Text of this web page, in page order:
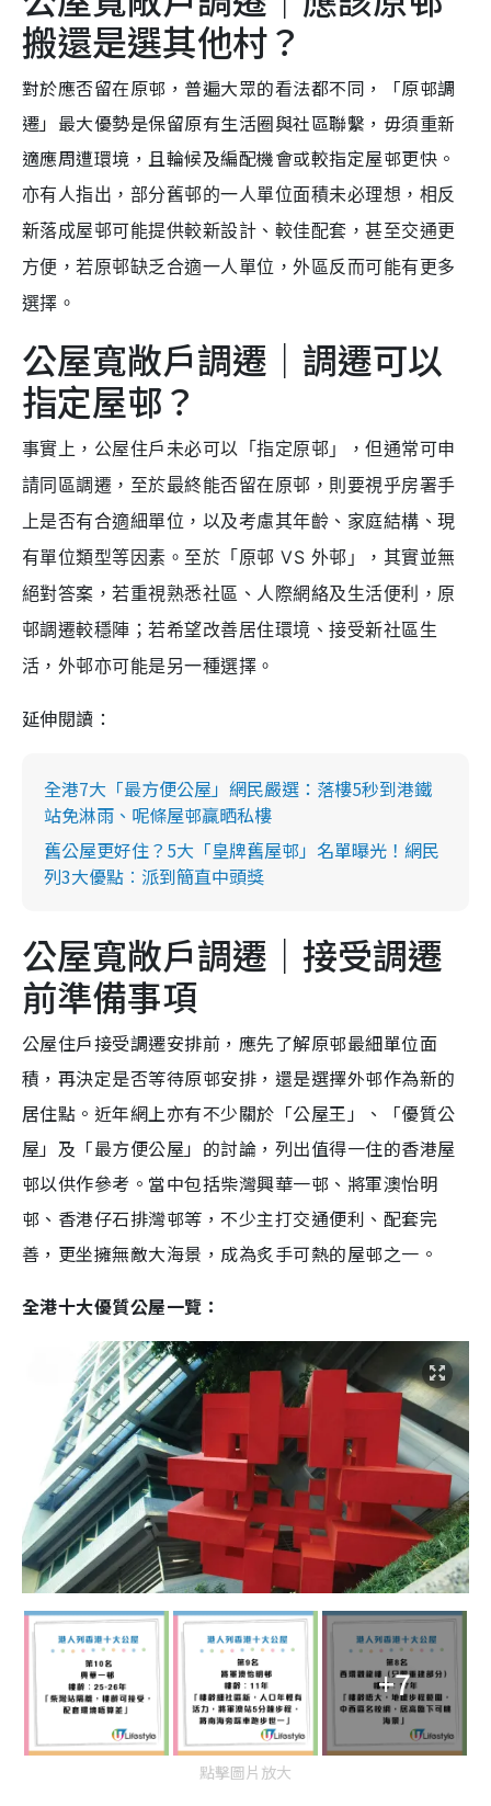
搬還是選其他村？
對於應否留在原邨，普遍大眾的看法都不同，「原邨調
遷」最大優勢是保留原有生活圈與社區聯繫，毋須重新
適應周遭環境，且輪候及編配機會或較指定屋邨更快。
亦有人指出，部分舊邨的一人單位面積未必理想，相反
新落成屋邨可能提供較新設計、較佳配套，甚至交通更
方便，若原邨缺乏合適一人單位，外區反而可能有更多
選擇。
公屋寬敞戶調遷｜調遷可以
指定屋邨？
事實上，公屋住戶未必可以「指定原邨」，但通常可申
請同區調遷，至於最終能否留在原邨，則要視乎房署手
上是否有合適細單位，以及考慮其年齡、家庭結構、現
有單位類型等因素。至於「原邨 VS 外邨」，其實並無
絕對答案，若重視熟悉社區、人際網絡及生活便利，原
邨調遷較穩陣；若希望改善居住環境、接受新社區生
活，外邨亦可能是另一種選擇。
延伸閱讀：
全港7大「最方便公屋」網民嚴選：落樓5秒到港鐵
站免淋雨、呢條屋邨贏晒私樓
舊公屋更好住？5大「皇牌舊屋邨」名單曝光！網民
列3大優點︰派到簡直中頭獎
公屋寬敞戶調遷｜接受調遷
前準備事項
公屋住戶接受調遷安排前，應先了解原邨最細單位面
積，再決定是否等待原邨安排，還是選擇外邨作為新的
居住點。近年網上亦有不少關於「公屋王」、「優質公
屋」及「最方便公屋」的討論，列出值得一住的香港屋
邨以供作參考。當中包括柴灣興華一邨、將軍澳怡明
邨、香港仔石排灣邨等，不少主打交通便利、配套完
善，更坐擁無敵大海景，成為炙手可熱的屋邨之一。
全港十大優質公屋一覽：
+7
點擊圖片放大